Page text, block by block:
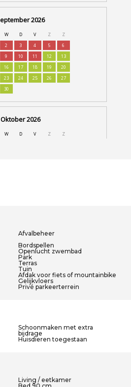
Afvalbeheer
Bordspellen
Openlucht zwembad
Park
Terras
Tuin
Afdak voor fiets of mountainbike
Gelijkvloers
Privé parkeerterrein
Schoonmaken met extra
bijdrage
Huisdieren toegestaan
Living / eetkamer